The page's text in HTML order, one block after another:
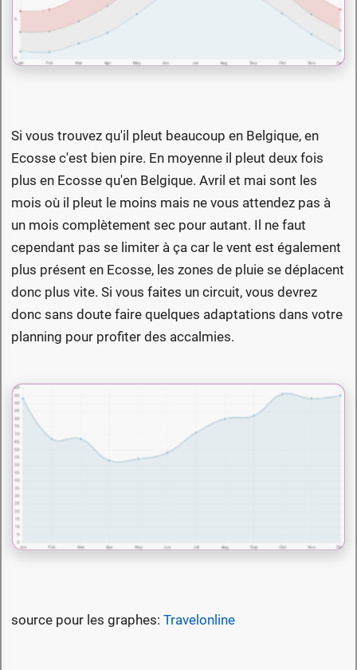
Si vous trouvez qu'il pleut beaucoup en Belgique, en
Ecosse c'est bien pire. En moyenne il pleut deux fois
plus en Ecosse qu'en Belgique. Avril et mai sont les
mois où il pleut le moins mais ne vous attendez pas à
un mois complètement sec pour autant. Il ne faut
cependant pas se limiter à ça car le vent est également
plus présent en Ecosse, les zones de pluie se déplacent
donc plus vite. Si vous faites un circuit, vous devrez
donc sans doute faire quelques adaptations dans votre
planning pour profiter des accalmies.
source pour les graphes: Travelonline